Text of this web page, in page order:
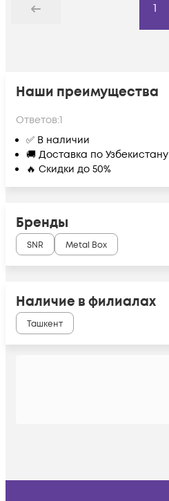
Назад
1
Наши преимущества
Ответов:1
✅ В наличии
🚚 Доставка по Узбекистану
🔥 Скидки до 50%
Бренды
SNR Metal Box
Наличие в филиалах
Ташкент